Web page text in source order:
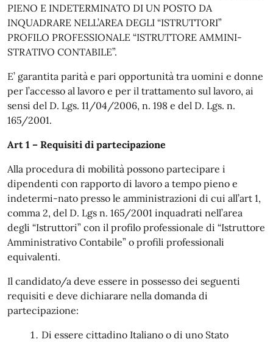
PIENO E INDETERMINATO DI UN POSTO DA
INQUADRARE NELL’AREA DEGLI “ISTRUTTORI”
PROFILO PROFESSIONALE “ISTRUTTORE AMMINI-
STRATIVO CONTABILE”.
E’ garantita parità e pari opportunità tra uomini e donne
per l’accesso al lavoro e per il trattamento sul lavoro, ai
sensi del D. Lgs. 11/04/2006, n. 198 e del D. Lgs. n.
165/2001.
Art 1 – Requisiti di partecipazione
Alla procedura di mobilità possono partecipare i
dipendenti con rapporto di lavoro a tempo pieno e
indetermi-nato presso le amministrazioni di cui all’art 1,
comma 2, del D. Lgs n. 165/2001 inquadrati nell’area
degli “Istruttori” con il profilo professionale di “Istruttore
Amministrativo Contabile” o profili professionali
equivalenti.
Il candidato/a deve essere in possesso dei seguenti
requisiti e deve dichiarare nella domanda di
partecipazione:
Di essere cittadino Italiano o di uno Stato